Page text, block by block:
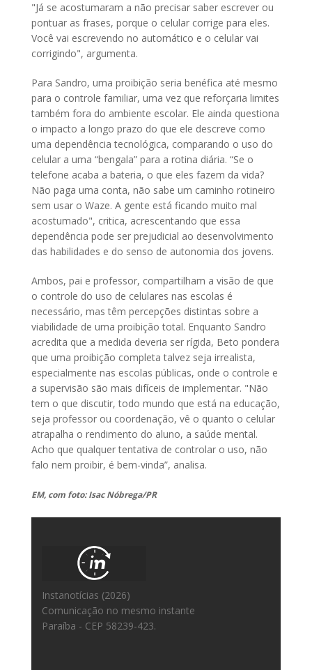
"Já se acostumaram a não precisar saber escrever ou
pontuar as frases, porque o celular corrige para eles.
Você vai escrevendo no automático e o celular vai
corrigindo", argumenta.
Para Sandro, uma proibição seria benéfica até mesmo
para o controle familiar, uma vez que reforçaria limites
também fora do ambiente escolar. Ele ainda questiona
o impacto a longo prazo do que ele descreve como
uma dependência tecnológica, comparando o uso do
celular a uma “bengala” para a rotina diária. “Se o
telefone acaba a bateria, o que eles fazem da vida?
Não paga uma conta, não sabe um caminho rotineiro
sem usar o Waze. A gente está ficando muito mal
acostumado", critica, acrescentando que essa
dependência pode ser prejudicial ao desenvolvimento
das habilidades e do senso de autonomia dos jovens.
Ambos, pai e professor, compartilham a visão de que
o controle do uso de celulares nas escolas é
necessário, mas têm percepções distintas sobre a
viabilidade de uma proibição total. Enquanto Sandro
acredita que a medida deveria ser rígida, Beto pondera
que uma proibição completa talvez seja irrealista,
especialmente nas escolas públicas, onde o controle e
a supervisão são mais difíceis de implementar. "Não
tem o que discutir, todo mundo que está na educação,
seja professor ou coordenação, vê o quanto o celular
atrapalha o rendimento do aluno, a saúde mental.
Acho que qualquer tentativa de controlar o uso, não
falo nem proibir, é bem-vinda”, analisa.
EM, com foto: Isac Nóbrega/PR
Instanotícias (2026)
Comunicação no mesmo instante
Paraíba - CEP 58239-423.